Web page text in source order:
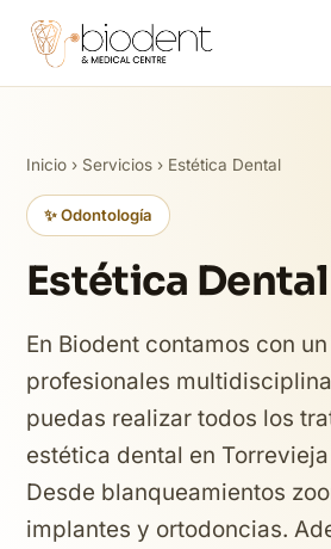
Inicio › Servicios › Estética Dental
✨ Odontología
Estética Dental
En Biodent contamos con
profesionales
puedas realizar todos los
estética dental en
Desde blanqueamientos
implantes y ortodoncias.